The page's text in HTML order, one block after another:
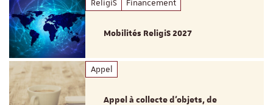
ReligiS Financement
Mobilités ReligiS 2027
Appel
Appel à collecte d'objets, de